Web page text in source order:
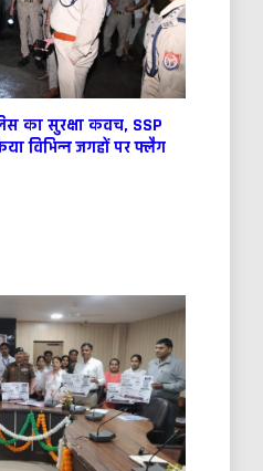
का सुरक्षा कवच, SSP
विभिन्न जगहों पर फ्लैग